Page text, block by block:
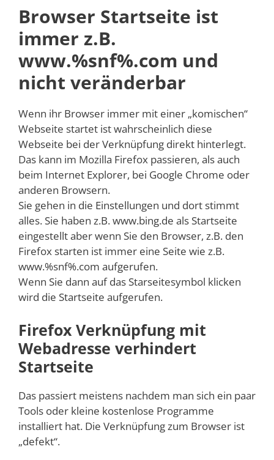
Browser Startseite ist
immer z.B.
www.%snf%.com und
nicht veränderbar
Wenn ihr Browser immer mit einer „komischen“
Webseite startet ist wahrscheinlich diese
Webseite bei der Verknüpfung direkt hinterlegt.
Das kann im Mozilla Firefox passieren, als auch
beim Internet Explorer, bei Google Chrome oder
anderen Browsern.
Sie gehen in die Einstellungen und dort stimmt
alles. Sie haben z.B. www.bing.de als Startseite
eingestellt aber wenn Sie den Browser, z.B. den
Firefox starten ist immer eine Seite wie z.B.
www.%snf%.com aufgerufen.
Wenn Sie dann auf das Starseitesymbol klicken
wird die Startseite aufgerufen.
Firefox Verknüpfung mit
Webadresse verhindert
Startseite
Das passiert meistens nachdem man sich ein paar
Tools oder kleine kostenlose Programme
installiert hat. Die Verknüpfung zum Browser ist
„defekt“.